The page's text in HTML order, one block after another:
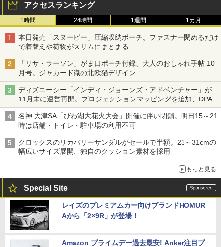
アクセスランキング
1時間 24時間 1週間 1カ月
本日発売「スヌーピー」圧縮収納ポーチ。ファスナー閉めるだけ
で着替えや荷物がスリムにまとまる
「リサ・ラーソン」がま口ポーチ付録、大人のおしゃれ手帖 10
月号。ジャカード織の北欧猫デザイン
ディズニーシー「インディ・ジョーンズ・アドベンチャー」が
11月末に運営再開。プロジェクションマッピングを追加、DPA
は1500円
名神 大津SA「びわ湖大花火大会」開催に伴い閉鎖。明日15～21
時は店舗・トイレ・駐車場の利用不可
クロックスのリカバリーサンダルがセールで半額。23～31cmの
幅広いサイズ展開、独自のクッション素材を採用
もっと見る
Special Site
レイズのプレミアムカー向けブランドHOMUR
Aから「2×9R」が登場！
Amazon プライムデー過去最安! Anker注目プ